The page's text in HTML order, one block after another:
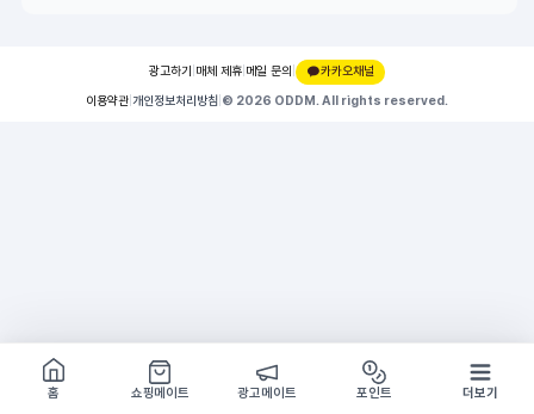
광고하기 매체 제휴 메일 문의 |
카카오채널
이용약관 개인정보처리방침 © 2026 ODDM. All rights reserved.
쇼핑몰 구경하기
방문시 1G
홈
쇼핑메이트 광고메이트 포인트 더보기